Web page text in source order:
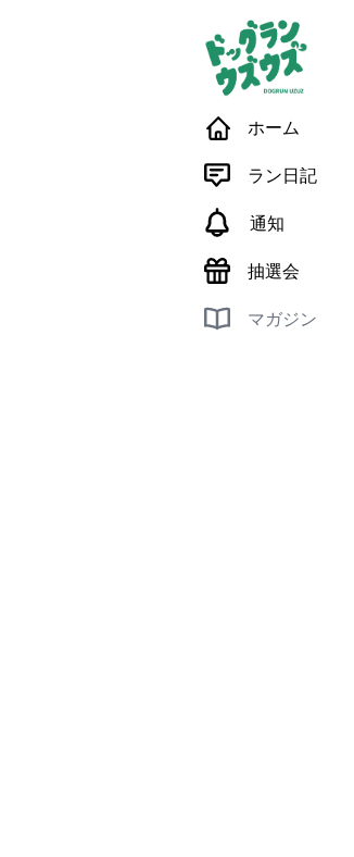
ホーム
ラン日記
通知
抽選会
マガジン